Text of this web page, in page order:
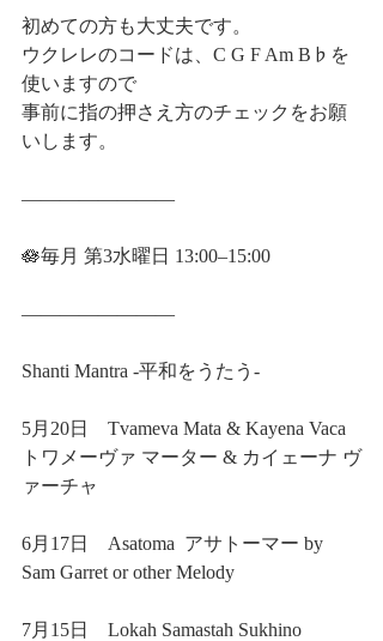
初めての方も大丈夫です。
ウクレレのコードは、C G F Am B♭を
使いますので
事前に指の押さえ方のチェックをお願
いします。
――――――――
🪷毎月 第3水曜日 13:00–15:00
――――――――
Shanti Mantra -平和をうたう-
5月20日　Tvameva Mata & Kayena Vaca
トワメーヴァ マーター & カイェーナ ヴ
ァーチャ
6月17日　Asatoma  アサトーマー by
Sam Garret or other Melody
7月15日　Lokah Samastah Sukhino